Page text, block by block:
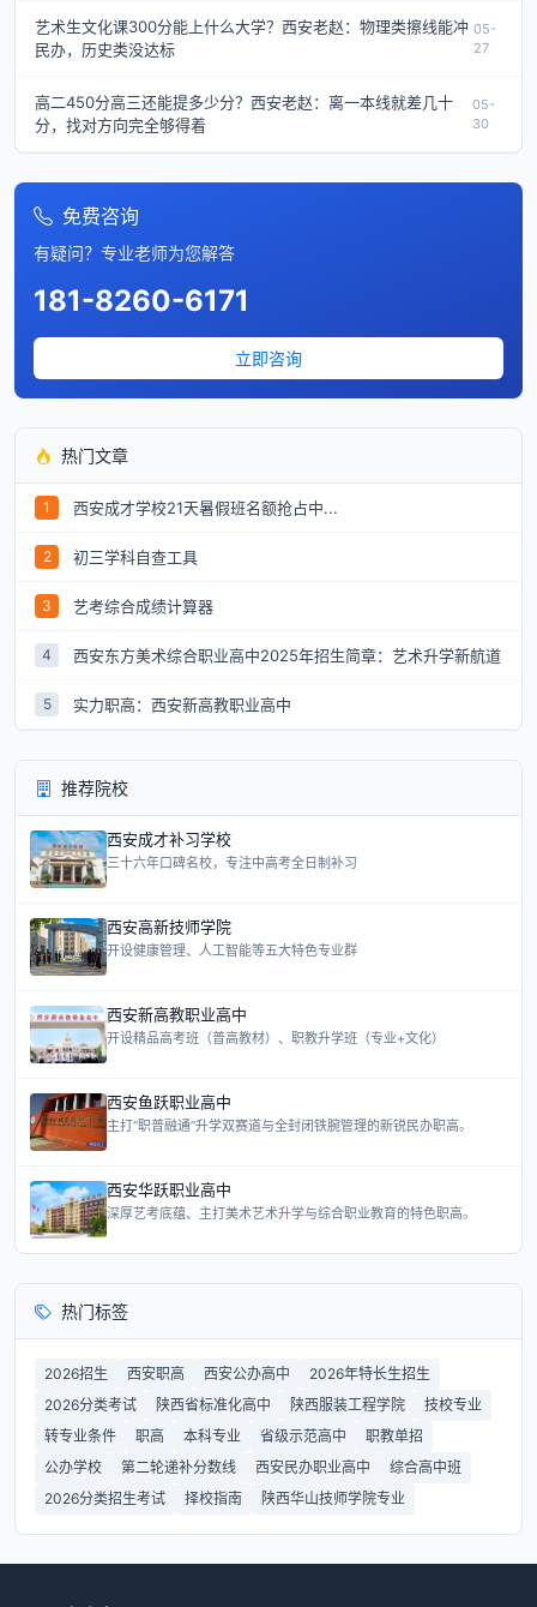
艺术生文化课300分能上什么大学？西安老赵：物理类擦线能冲
民办，历史类没达标
05-
27
高二450分高三还能提多少分？西安老赵：离一本线就差几十
分，找对方向完全够得着
05-
30
免费咨询
有疑问？专业老师为您解答
181-8260-6171
立即咨询
热门文章
1 西安成才学校21天暑假班名额抢占中...
2 初三学科自查工具
3 艺考综合成绩计算器
4 西安东方美术综合职业高中2025年招生简章：艺术升学新航道
5 实力职高：西安新高教职业高中
推荐院校
西安成才补习学校
三十六年口碑名校，专注中高考全日制补习
西安高新技师学院
开设健康管理、人工智能等五大特色专业群
西安新高教职业高中
开设精品高考班（普高教材）、职教升学班（专业+文化）
西安鱼跃职业高中
主打“职普融通”升学双赛道与全封闭铁腕管理的新锐民办职高。
西安华跃职业高中
深厚艺考底蕴、主打美术艺术升学与综合职业教育的特色职高。
热门标签
2026招生 西安职高 西安公办高中
2026年特长生招生
2026分类考试
陕西省标准化高中 陕西服装工程学院
技校专业
转专业条件
职高 本科专业 省级示范高中
职教单招
公办学校
第二轮递补分数线 西安民办职业高中
综合高中班
2026分类招生考试
择校指南 陕西华山技师学院专业